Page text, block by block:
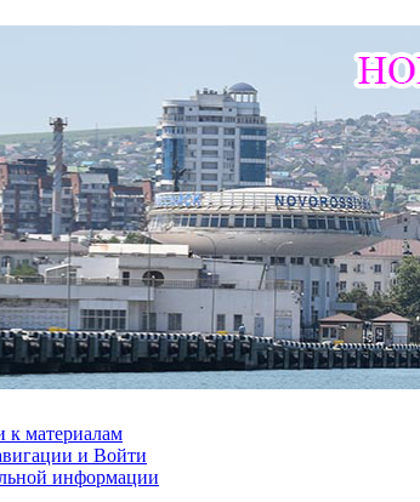
к материалам
и Войти
информации